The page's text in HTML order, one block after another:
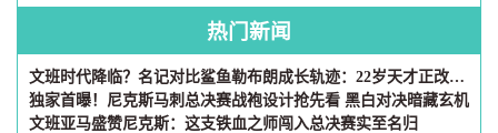
热门新闻
文班时代降临？名记对比鲨鱼勒布朗成长轨迹：22岁天才正改写历史
独家首曝！尼克斯马刺总决赛战袍设计抢先看 黑白对决暗藏玄机
文班亚马盛赞尼克斯：这支铁血之师闯入总决赛实至名归